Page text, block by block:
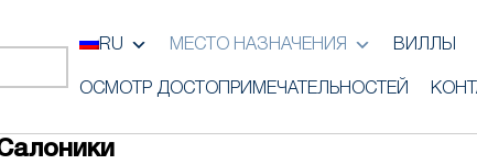
RU МЕСТО НАЗНАЧЕНИЯ ВИЛЛЫ
ОСМОТР ДОСТОПРИМЕЧАТЕЛЬНОСТЕЙ